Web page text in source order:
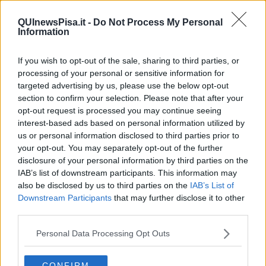
QUInewsPisa.it - Do Not Process My Personal
Information
If you wish to opt-out of the sale, sharing to third parties, or
processing of your personal or sensitive information for
targeted advertising by us, please use the below opt-out
section to confirm your selection. Please note that after your
opt-out request is processed you may continue seeing
interest-based ads based on personal information utilized by
us or personal information disclosed to third parties prior to
your opt-out. You may separately opt-out of the further
disclosure of your personal information by third parties on the
IAB’s list of downstream participants. This information may
also be disclosed by us to third parties on the IAB’s List of
Downstream Participants that may further disclose it to other
Personal Data Processing Opt Outs
Petrucci, "Cisanello senza primario fino a Novembre" |
Agente ferito al Don Bosco, ennesima aggressione
Parterre, Mazzarri, "Il terzo lotto è fermo" | Politica SAN
Torna la Festa di Sant'Ermolao
Dumarey, Mazzeo attacca, "Scelta irresponsabile" |
Politica FAUGLIA
Single Fin, Oscar nazionale per il turismo | Attualità PISA
Calciomercato Pisa, Moreo resta? Frena il Palermo | Pisa
Sporting Club PISA
Ecco Ferrah, prima foto in nerazzurro | Pisa Sporting
Club PISA
Tirrenia, tanti spettatori per il Trofeo Del Papa
"Anno educativo inizierà senza affidamento" | Politica
PISA
La musica per lo spirito risuona in riva al mare
Conclusi i lavori all'ex chiesa di San Marco in Calcesana
| Attualità PISA
Rifiuti, Cascina: differenziata oltre l'81% | Attualità
Pittarello sempre nel mirino, allenamenti al via